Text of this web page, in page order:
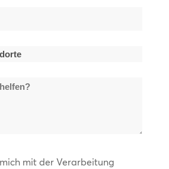
mit der Verarbeitung